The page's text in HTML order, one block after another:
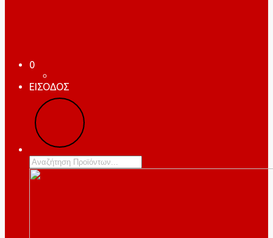
0
ΕΙΣΟΔΟΣ
Products
search